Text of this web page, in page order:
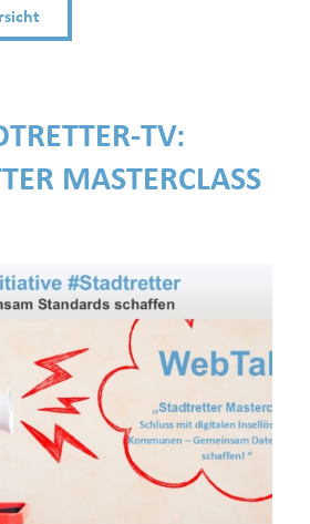
TV:
MASTERCLASS